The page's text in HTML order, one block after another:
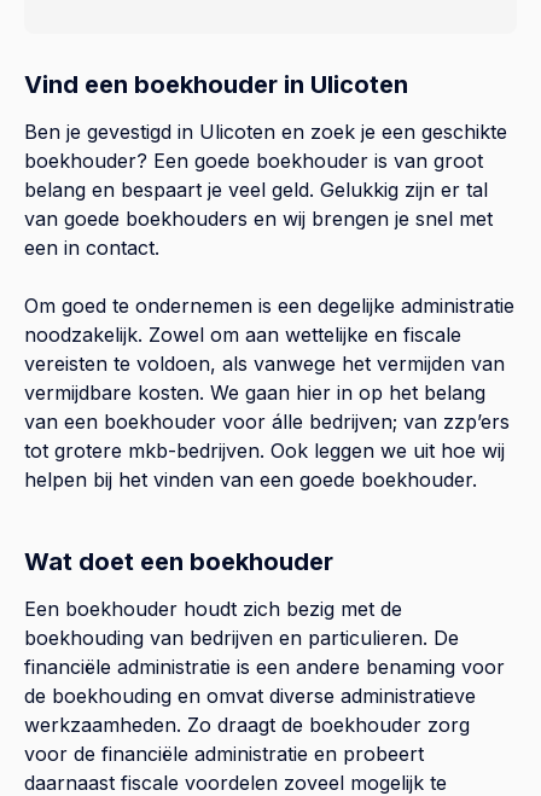
Vind een boekhouder in Ulicoten
Ben je gevestigd in Ulicoten en zoek je een geschikte
boekhouder? Een goede boekhouder is van groot
belang en bespaart je veel geld. Gelukkig zijn er tal
van goede boekhouders en wij brengen je snel met
een in contact.
Om goed te ondernemen is een degelijke administratie
noodzakelijk. Zowel om aan wettelijke en fiscale
vereisten te voldoen, als vanwege het vermijden van
vermijdbare kosten. We gaan hier in op het belang
van een boekhouder voor álle bedrijven; van zzp’ers
tot grotere mkb-bedrijven. Ook leggen we uit hoe wij
helpen bij het vinden van een goede boekhouder.
Wat doet een boekhouder
Een boekhouder houdt zich bezig met de
boekhouding van bedrijven en particulieren. De
financiële administratie is een andere benaming voor
de boekhouding en omvat diverse administratieve
werkzaamheden. Zo draagt de boekhouder zorg
voor de financiële administratie en probeert
daarnaast fiscale voordelen zoveel mogelijk te